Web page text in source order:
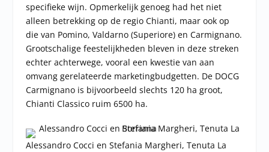
specifieke wijn. Opmerkelijk genoeg had het niet
alleen betrekking op de regio Chianti, maar ook op
die van Pomino, Valdarno (Superiore) en Carmignano.
Grootschalige feestelijkheden bleven in deze streken
echter achterwege, vooral een kwestie van aan
omvang gerelateerde marketingbudgetten. De DOCG
Carmignano is bijvoorbeeld slechts 120 ha groot,
Chianti Classico ruim 6500 ha.
Alessandro Cocci en Stefania Margheri, Tenuta La